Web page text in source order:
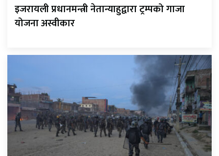
इजरायली प्रधानमन्त्री नेतान्याहुद्वारा ट्रम्पको गाजा
योजना अस्वीकार